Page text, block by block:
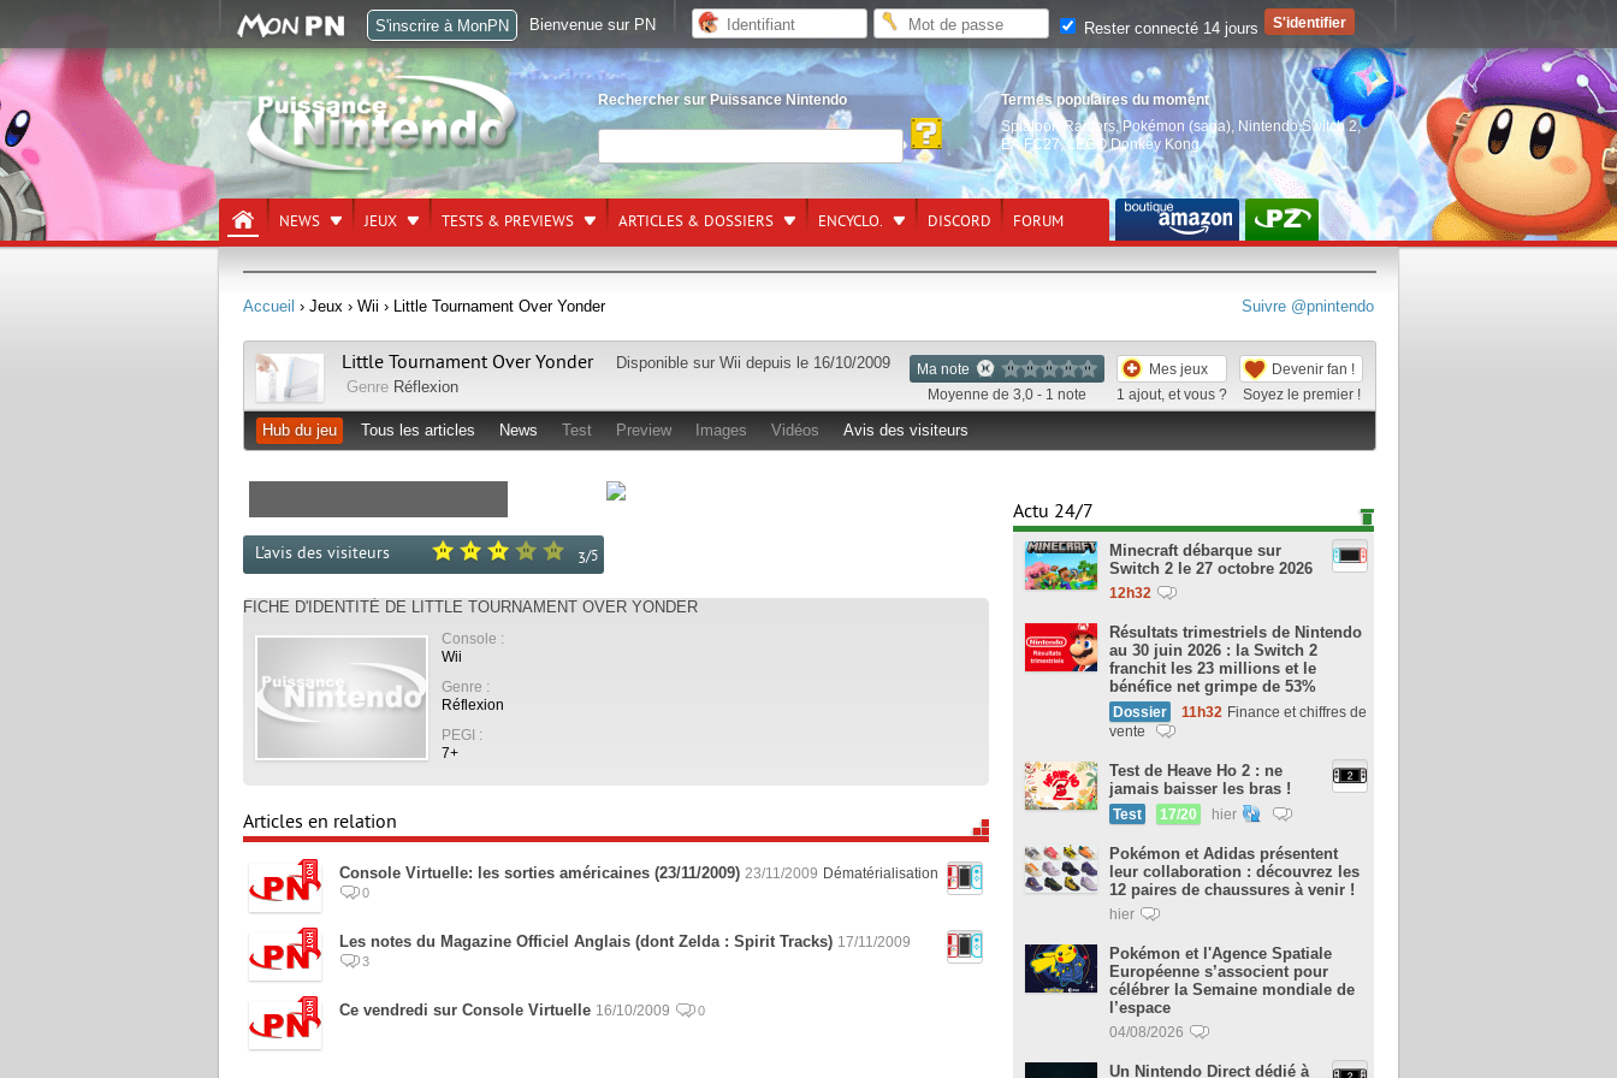
Rechercher sur Puissance Nintendo
Termes populaires du moment
Splatoon Raiders, Pokémon (saga) Nintendo Switch 2,
EA FC27,LEGO Donkey Kong
NEWS JEUX TESTS & PREVIEWS ARTICLES & DOSSIERS ENCYCLO. DISCORD FORUM
Suivre @pnintendo
Accueil › Jeux › Wii › Little Tournament Over Yonder
Ma note
Moyenne de 3,0 - 1 note
Mes jeux
1 ajout, et vous ?
Devenir fan !
Soyez le premier !
Little Tournament Over Yonder Disponible sur Wii depuis le 16/10/2009
Genre Réflexion
Hub du jeu Tous les articles News Test Preview Images Vidéos Avis des visiteurs
3/5
L'avis des visiteurs
FICHE D'IDENTITÉ DE LITTLE TOURNAMENT OVER YONDER
Console :
Wii
Genre :
Réflexion
PEGI :
7+
Articles en relation
Console Virtuelle: les sorties américaines (23/11/2009) 23/11/2009 Dématérialisation
0
Les notes du Magazine Officiel Anglais (dont Zelda : Spirit Tracks) 17/11/2009
3
Ce vendredi sur Console Virtuelle 16/10/2009 0
Actu 24/7
Minecraft débarque sur
Switch 2 le 27 octobre 2026
12h32
Résultats trimestriels de Nintendo
au 30 juin 2026 : la Switch 2
franchit les 23 millions et le
bénéfice net grimpe de 53%
Dossier 11h32 Finance et chiffres de
vente
Test de Heave Ho 2 : ne
jamais baisser les bras !
Test 17/20 hier
Pokémon et Adidas présentent
leur collaboration : découvrez les
12 paires de chaussures à venir !
hier
Pokémon et l'Agence Spatiale
Européenne s’associent pour
célébrer la Semaine mondiale de
l’espace
04/08/2026
Un Nintendo Direct dédié à
S'inscrire à MonPN Bienvenue sur PN Rester connecté 14 jours